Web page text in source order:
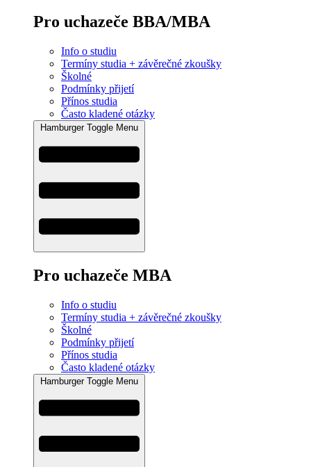
Pro uchazeče BBA/MBA
Info o studiu
Termíny studia + závěrečné zkoušky
Školné
Podmínky přijetí
Přínos studia
Často kladené otázky
Hamburger Toggle Menu
Pro uchazeče MBA
Info o studiu
Termíny studia + závěrečné zkoušky
Školné
Podmínky přijetí
Přínos studia
Často kladené otázky
Hamburger Toggle Menu